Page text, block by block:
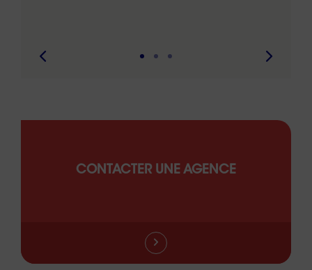
CONTACTER UNE AGENCE